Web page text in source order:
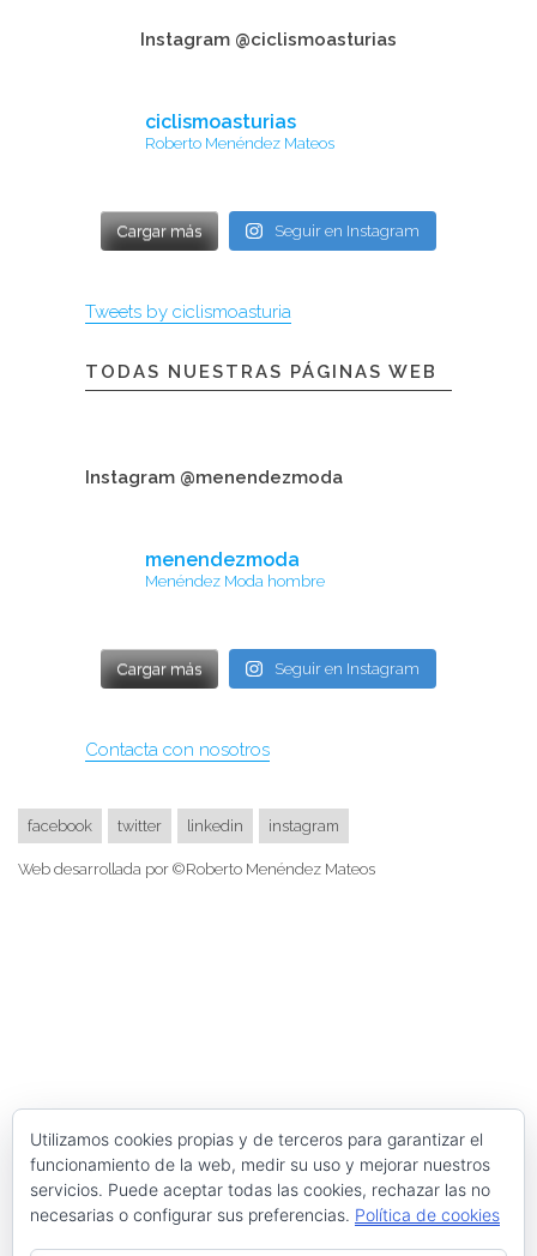
Instagram @ciclismoasturias
ciclismoasturias
Roberto Menéndez Mateos
Cargar más Seguir en Instagram
Tweets by ciclismoasturia
TODAS NUESTRAS PÁGINAS WEB
Instagram @menendezmoda
menendezmoda
Menéndez Moda hombre
Cargar más Seguir en Instagram
Contacta con nosotros
facebook twitter linkedin instagram
Web desarrollada por ©Roberto Menéndez Mateos
Utilizamos cookies propias y de terceros para garantizar el
funcionamiento de la web, medir su uso y mejorar nuestros
servicios. Puede aceptar todas las cookies, rechazar las no
necesarias o configurar sus preferencias. Política de cookies